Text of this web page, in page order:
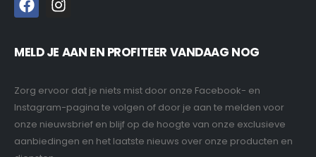
MELD JE AAN EN PROFITEER VANDAAG NOG
Zorg ervoor dat je niets mist door onze Facebook- en
Instagram-pagina te volgen of door je aan te melden voor
onze nieuwsbrief en blijf op de hoogte van onze exclusieve
aanbiedingen en het laatste nieuws over onze producten en